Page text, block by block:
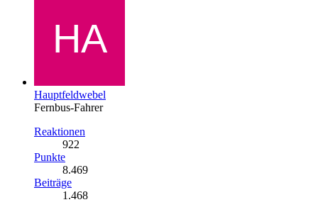
Hauptfeldwebel
Fernbus-Fahrer
Reaktionen
922
Punkte
8.469
Beiträge
1.468